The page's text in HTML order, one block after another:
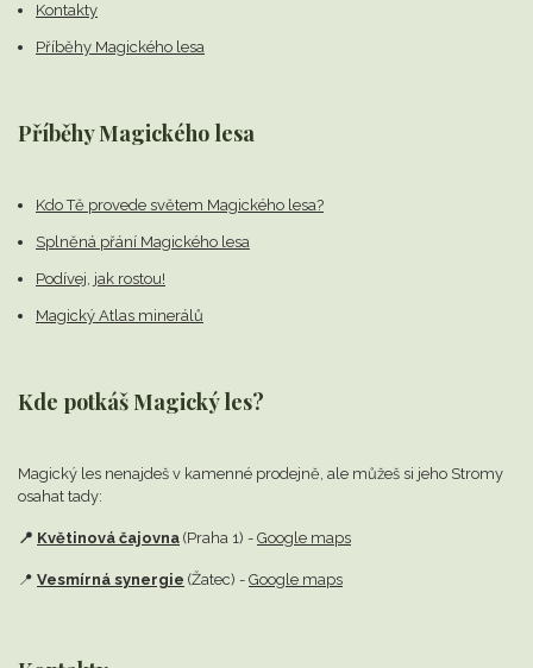
Kontakty
Příběhy Magického lesa
Příběhy Magického lesa
Kdo Tě provede světem Magického lesa?
Splněná přání Magického lesa
Podívej, jak rostou!
Magický Atlas minerálů
Kde potkáš Magický les?
Magický les nenajdeš v kamenné prodejně, ale můžeš si jeho Stromy
osahat tady:
📍 Květinová čajovna (Praha 1) - Google maps
📍 Vesmírná synergie (Žatec) - Google maps